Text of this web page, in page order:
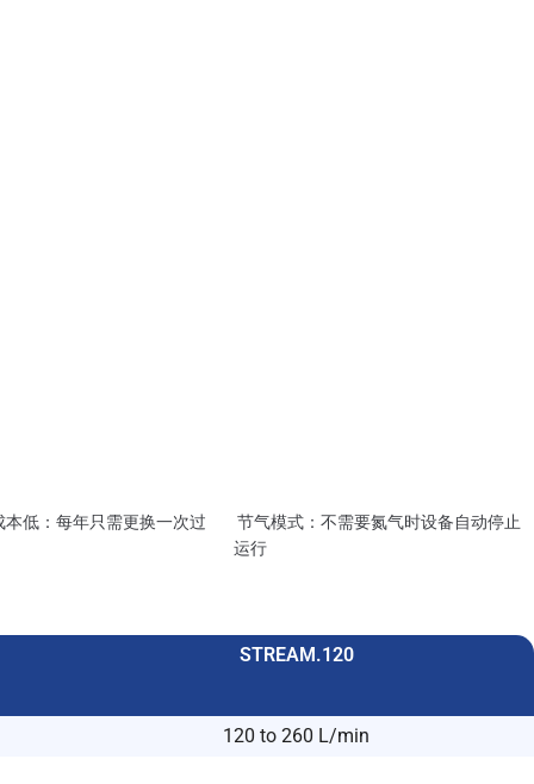
本低：每年只需更换一次过
节气模式：不需要氮气时设备自动停止
运行
STREAM.120
120 to 260 L/min